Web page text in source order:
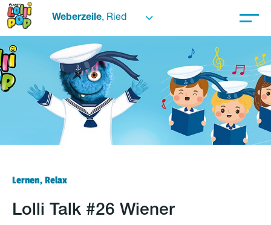
Weberzeile, Ried
Lernen, Relax
Lolli Talk #26 Wiener